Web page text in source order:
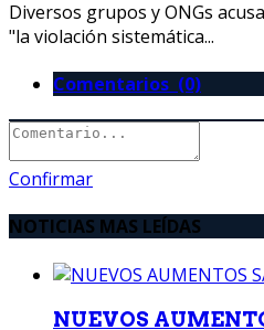
Diversos grupos y ONGs
"la violación sistemática...
Comentarios (0)
Confirmar
NOTICIAS MAS LEÍDAS
NUEVOS